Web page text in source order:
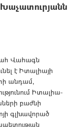
Վահագն
է Իտալիայի
անդամ,
Իտալիա-
բաժնի
գլխավորած